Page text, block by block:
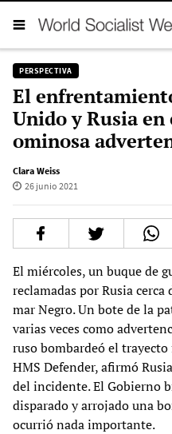
PERSPECTIVA
El
Unido y Rusia
ominosa
Clara Weiss
26 junio 2021
El miércoles, un buque de
reclamadas por Rusia
mar Negro. Un bote de la
varias veces como
ruso bombardeó el
HMS Defender, afirmó
del incidente. El Gobierno
disparado y arrojado una
ocurrió nada importante.